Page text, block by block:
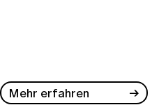
Mehr erfahren